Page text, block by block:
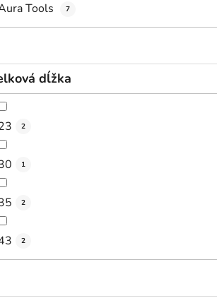
Tools 7
dĺžka
2
1
2
2